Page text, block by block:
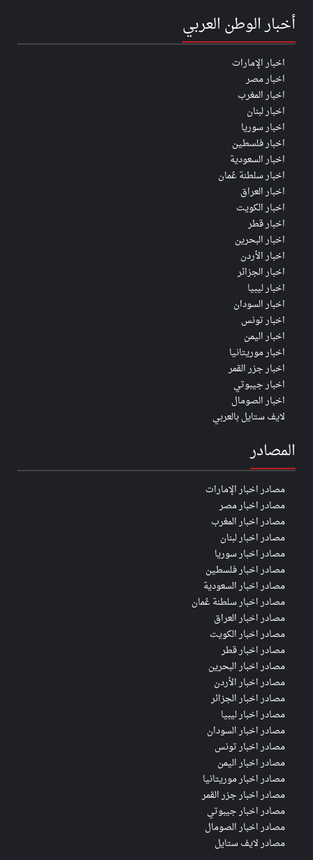
أخبار الوطن العربي
اخبار الإمارات
اخبار مصر
اخبار المغرب
اخبار لبنان
اخبار سوريا
اخبار فلسطين
اخبار السعودية
اخبار سلطنة عُمان
اخبار العراق
اخبار الكويت
اخبار قطر
اخبار البحرين
اخبار الأردن
اخبار الجزائر
اخبار ليبيا
اخبار السودان
اخبار تونس
اخبار اليمن
اخبار موريتانيا
اخبار جزر القمر
اخبار جيبوتي
اخبار الصومال
لايف ستايل بالعربي
المصادر
مصادر اخبار الإمارات
مصادر اخبار مصر
مصادر اخبار المغرب
مصادر اخبار لبنان
مصادر اخبار سوريا
مصادر اخبار فلسطين
مصادر اخبار السعودية
مصادر اخبار سلطنة عُمان
مصادر اخبار العراق
مصادر اخبار الكويت
مصادر اخبار قطر
مصادر اخبار البحرين
مصادر اخبار الأردن
مصادر اخبار الجزائر
مصادر اخبار ليبيا
مصادر اخبار السودان
مصادر اخبار تونس
مصادر اخبار اليمن
مصادر اخبار موريتانيا
مصادر اخبار جزر القمر
مصادر اخبار جيبوتي
مصادر اخبار الصومال
مصادر لايف ستايل